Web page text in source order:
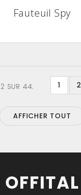
Fauteuil Spy
SUR 44. 1 2
AFFICHER TOUT
OFFITAL